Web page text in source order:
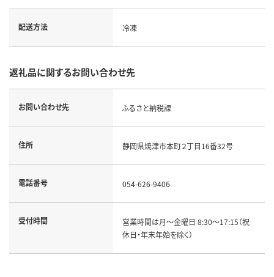
配送方法 冷凍
返礼品に関するお問い合わせ先
お問い合わせ先 ふるさと納税課
住所 静岡県焼津市本町２丁目16番32号
電話番号 054-626-9406
受付時間
営業時間は月～金曜日 8:30～17:15（祝
休日・年末年始を除く）